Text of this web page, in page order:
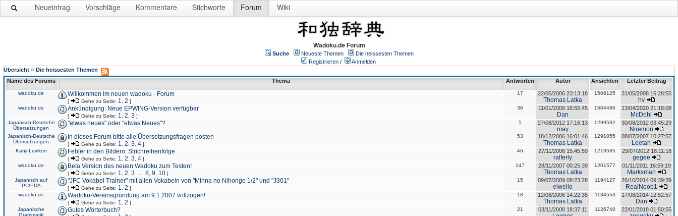
Neueintrag Vorschläge Kommentare Stichworte Forum Wiki
Wadoku.de Forum
Suche Neueste Themen
Die heissesten Themen
Registrieren /
Anmelden
Übersicht » Die heissesten Themen
Name des Forums
Thema Antworten Autor Ansichten Letzter Beitrag
wadoku.de Willkommen im neuen wadoku - Forum
[ Gehe zu Seite: 1 2 ]
17 22/05/2006 23:13:18
Thomas Latka
1506125 31/05/2008 16:28:55
hv
wadoku.de Ankündigung: Neue EPWING-Version verfügbar
[ Gehe zu Seite: 1 2 3 ]
36 11/01/2009 16:55:45
Dan
1504486 13/04/2020 21:18:08
McDohl
Japanisch-Deutsche
Übersetzungen
"etwas neues" oder "etwas Neues"? 5 27/08/2012 17:16:13
may
1299592 30/08/2012 03:45:29
Niremori
Japanisch-Deutsche
Übersetzungen
In dieses Forum bitte alle Übersetzungsfragen posten
[ Gehe zu Seite: 1 2 3 4 ]
53 18/12/2006 16:01:46
Thomas Latka
1291055 08/07/2007 10:27:57
Leetah
Kanji-Lexikon Fehler in den Bildern: Strichreihenfolge
[ Gehe zu Seite: 1 2 3 4 ]
46 27/11/2006 15:45:59
ralferly
1219595 29/07/2012 18:11:18
gegee
wadoku.de Beta Version des neuen Wadoku zum Testen!
[ Gehe zu Seite: 1 2 3 8 9 10 ]
147 28/11/2007 00:25:39
Thomas Latka
1201577 01/11/2011 16:59:19
Marksman
Japanisch auf
PC/PDA
"JFC Vokabel Trainer" mit allen Vokabeln von "Minna no Nihongo 1/2" und "J301"
[ Gehe zu Seite: 1 2 ]
15 09/07/2009 08:23:28
elwello
1194127 26/10/2014 09:39:39
RealNoob1
wadoku.de Wadoku-Vereinsgründung am 9.1.2007 vollzogen!
[ Gehe zu Seite: 1 2 ]
18 12/08/2006 14:22:35
Thomas Latka
1134553 17/08/2014 12:52:57
Dan
Japanische
Grammatik
Gutes Wörterbuch? 21 03/11/2008 18:37:11 1126740 22/01/2018 01:50:55